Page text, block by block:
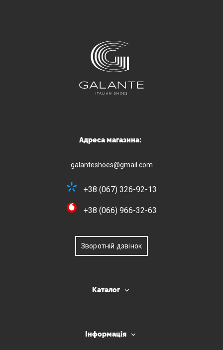
Адреса магазина:
galanteshoes@gmail.com
+38 (067) 326-92-13
+38 (066) 966-32-63
Зворотній дзвінок
Каталог
Інформація